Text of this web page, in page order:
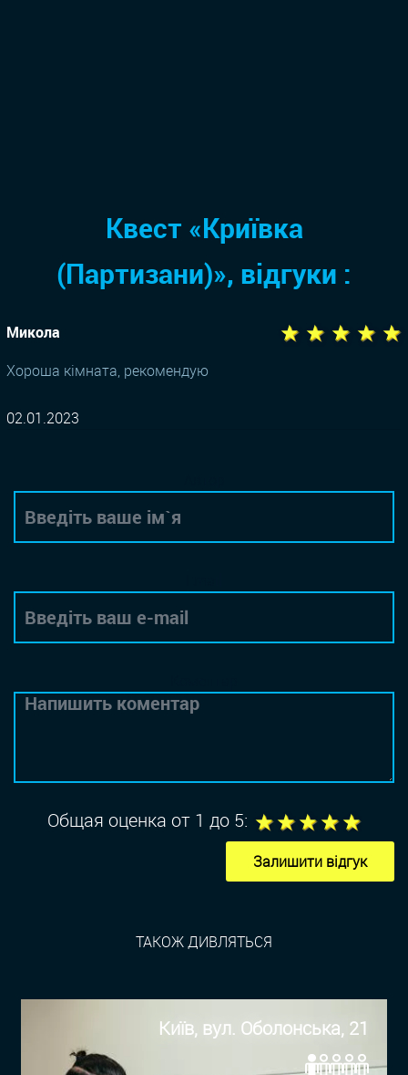
Квест «Криївка
(Партизани)», відгуки :
Микола ★ ★ ★ ★ ★
Хороша кімната, рекомендую
02.01.2023
Общая оценка от 1 до 5: 4
3
2
1
Залишити відгук
ТАКОЖ ДИВЛЯТЬСЯ
Київ, вул. Оболонська, 21